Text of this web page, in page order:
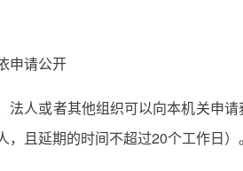
申请公开
法人或者其他组织可以向本机关申
，且延期的时间不超过20个工作日）。